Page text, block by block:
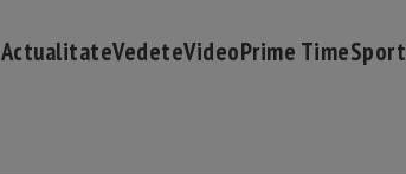
ActualitateVedeteVideoPrime TimeSport